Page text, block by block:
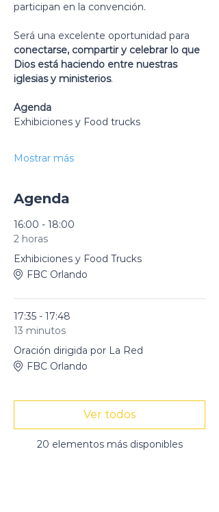
participan en la convención.
Será una excelente oportunidad para
conectarse, compartir y celebrar lo que
Dios está haciendo entre nuestras
iglesias y ministerios.
Agenda
Exhibiciones y Food trucks
Mostrar más
Agenda
16:00 - 18:00
2 horas
Exhibiciones y Food Trucks
FBC Orlando
17:35 - 17:48
13 minutos
Oración dirigida por La Red
FBC Orlando
20 elementos más disponibles
Ver todos